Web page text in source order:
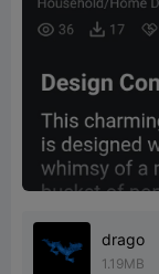
drago
1.19MB